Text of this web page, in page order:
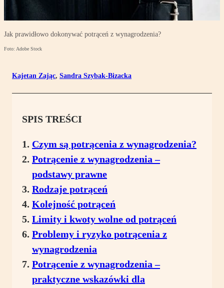
Jak prawidłowo dokonywać potrąceń z wynagrodzenia?
Foto: Adobe Stock
Kajetan Zając, Sandra Szybak-Bizacka
SPIS TREŚCI
Czym są potrącenia z wynagrodzenia?
Potrącenie z wynagrodzenia –
podstawy prawne
Rodzaje potrąceń
Kolejność potrąceń
Limity i kwoty wolne od potrąceń
Problemy i ryzyko potrącenia z
wynagrodzenia
Potrącenie z wynagrodzenia –
praktyczne wskazówki dla